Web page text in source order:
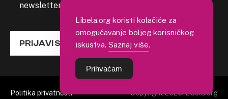
newslettera
PRIJAVI SE
Politika privatnosti Copyright 2026. Libela.org
Libela.org koristi kolačiće za
omogućavanje boljeg korisničkog
iskustva. Saznaj više.
Prihvaćam